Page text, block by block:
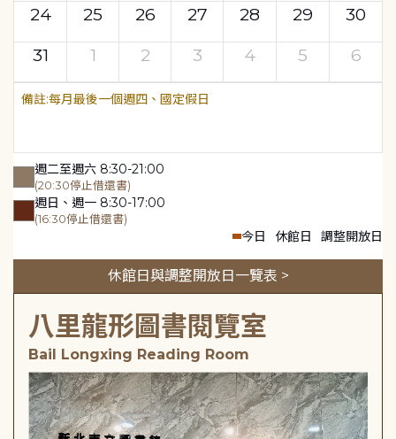
24
25 26 27 28 29
30
31
1 2 3 4 5 6
每月最後一個週四、國定假日
週二至週六 8:30-21:00
(20:30停止借還書)
週日、週一 8:30-17:00
(16:30停止借還書)
今日 休館日 調整開放日
休館日與調整開放日一覽表 >
八里龍形圖書閱覽室
Bail Longxing Reading Room